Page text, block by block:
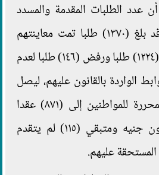
عدد الطلبات المقدمة والمسدد
عنها الرسوم المقررة قد بلغ (١٣٧٠) طلبا تمت معاينتهم
بالفعل، حيث تم قبول (١٢٢٤) طلبا ورفض (١٤٦) طلبا لعدم
الواردة بالقانون عليهم، ليصل
إجمالي عدد العقود المحررة للمواطنين إلى (٨٧١) عقدا
بإجمالي مبلغ ٩٧ مليون جنيه ومتبقي (١١٥) لم يتقدم
المستحقة عليهم.